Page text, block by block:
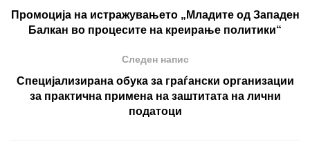
Промоција на истражувањето „Младите од Западен
Балкан во процесите на креирање политики“
Следен напис
Специјализирана обука за граѓански организации
за практична примена на заштитата на лични
податоци